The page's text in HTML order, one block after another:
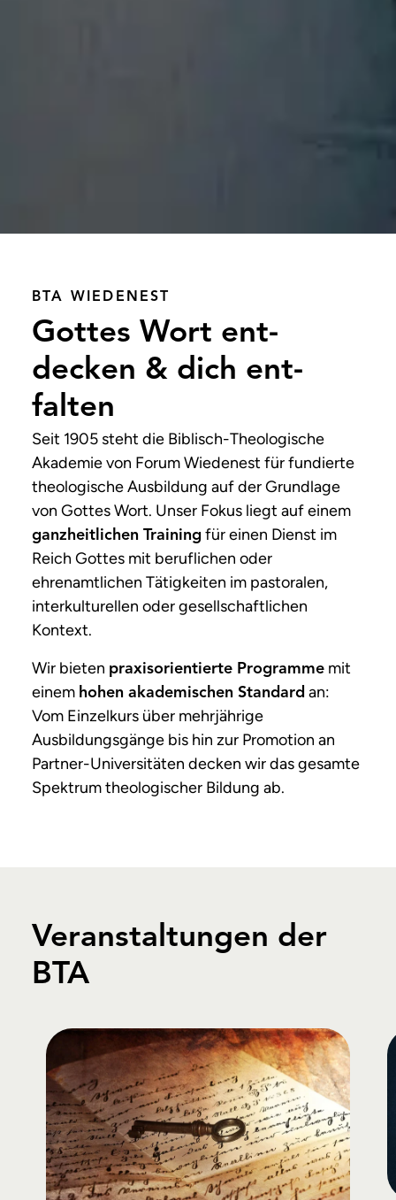
BTA WIEDENEST
Gottes Wort ent­
decken & dich ent­
falten
Seit 1905 steht die Biblisch-Theologische
Akademie von Forum Wiedenest für fundierte
theologische Ausbildung auf der Grundlage
von Gottes Wort. Unser Fokus liegt auf einem
ganzheitlichen Training für einen Dienst im
Reich Gottes mit beruflichen oder
ehrenamtlichen Tätigkeiten im pastoralen,
interkulturellen oder gesellschaftlichen
Kontext.
Wir bieten praxisorientierte Programme mit
einem hohen akademischen Standard an:
Vom Einzelkurs über mehrjährige
Ausbildungsgänge bis hin zur Promotion an
Partner-Universitäten decken wir das gesamte
Spektrum theologischer Bildung ab.
Veranstaltungen der
BTA